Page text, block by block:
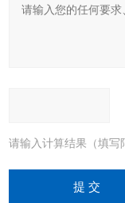
请输入计算结果（填写